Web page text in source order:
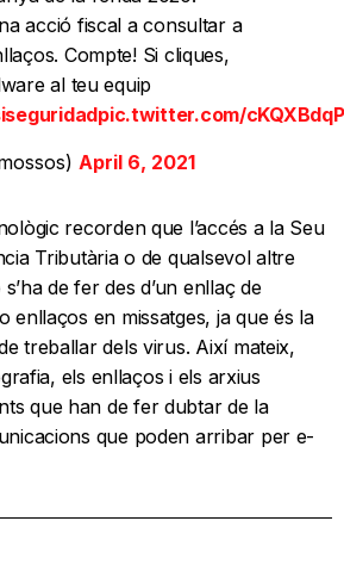
acció fiscal a consultar a
Compte! Si cliques,
al teu equip
pic.twitter.com/
April 6, 2021
recorden que l’accés a la Seu
Tributària o de qualsevol altre
de fer des d’un enllaç de
enllaços en missatges, ja que és la
treballar dels virus. Així mateix,
els enllaços i els arxius
que han de fer dubtar de la
que poden arribar per e-